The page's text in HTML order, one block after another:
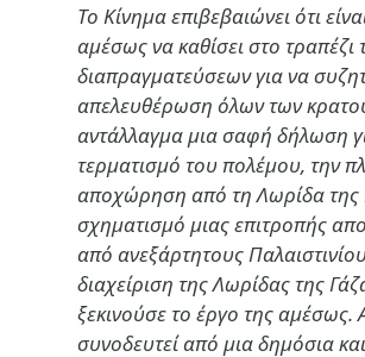
Το Κίνημα επιβεβαιώνει ότι
αμέσως να καθίσει στο τραπέζι
διαπραγματεύσεων για να
απελευθέρωση όλων των
αντάλλαγμα μια σαφή δήλωση
τερματισμό του πολέμου, την
αποχώρηση από τη Λωρίδα της
σχηματισμό μιας επιτροπής
από ανεξάρτητους
διαχείριση της Λωρίδας της
ξεκινούσε το έργο της αμέσως.
συνοδευτεί από μια δημόσια